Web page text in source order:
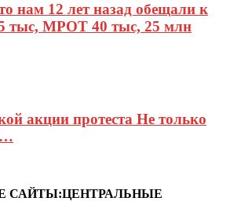
нам 12 лет назад обещали к
тыс, МРОТ 40 тыс, 25 млн
акции протеста Не только
САЙТЫ:ЦЕНТРАЛЬНЫЕ